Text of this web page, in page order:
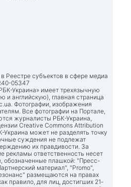
Реестре субъектов в сфере медиа
05347
Украина» имеет трехязычную
и английскую), главная страница
. Фотографии, изображения
Все фотографии на Портале,
журналисты РБК-Украина,
Creative Commons Attribution
может не разделять точку
суждения не подлежат
их правдивости. За
рекламы ответственность несет
обозначенные плашкой: "Пресс-
материал", "Promo",
размещаются на правах
правило, для лиц, достигших 21-